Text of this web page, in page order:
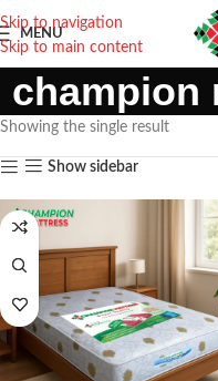
Skip to navigation
Skip to main content
MENU
champion
Showing the single result
Show sidebar